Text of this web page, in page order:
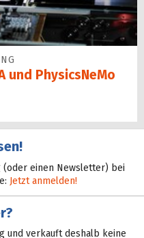
und PhysicsNeMo
(oder einen Newsletter) bei
Jetzt anmelden!
und verkauft deshalb keine